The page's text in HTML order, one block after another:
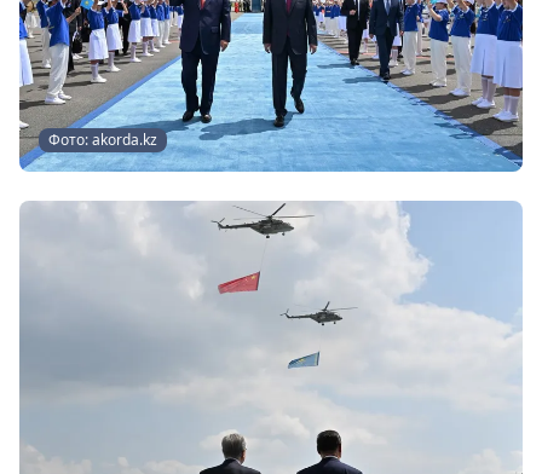
Фото: akorda.kz